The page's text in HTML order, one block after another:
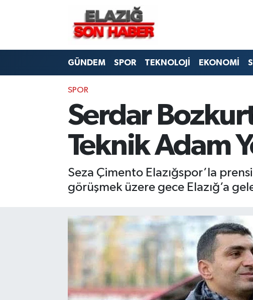
GÜNDEM SPOR TEKNOLOJİ EKONOMİ
SPOR
Serdar Bozkurt
Teknik Adam
Seza Çimento Elazığspor’la
görüşmek üzere gece Elazığ’a
CANLI YAYIN
BİLİM VE TEKNOLOJİ
HABERDE İNSAN
KÜLTÜR-SANAT
Merkez Hava Durumu
Merkez Trafik Yoğunluk Haritası
Süper Lig Puan Durumu ve Fikstür
Tüm Manşetler
Son Dakika Haberleri
Haber Arşivi